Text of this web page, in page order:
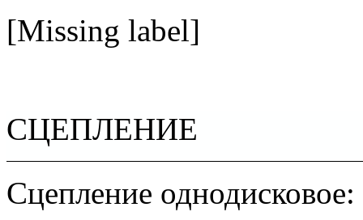
[Missing label]
СЦЕПЛЕНИЕ
Сцепление однодисковое: